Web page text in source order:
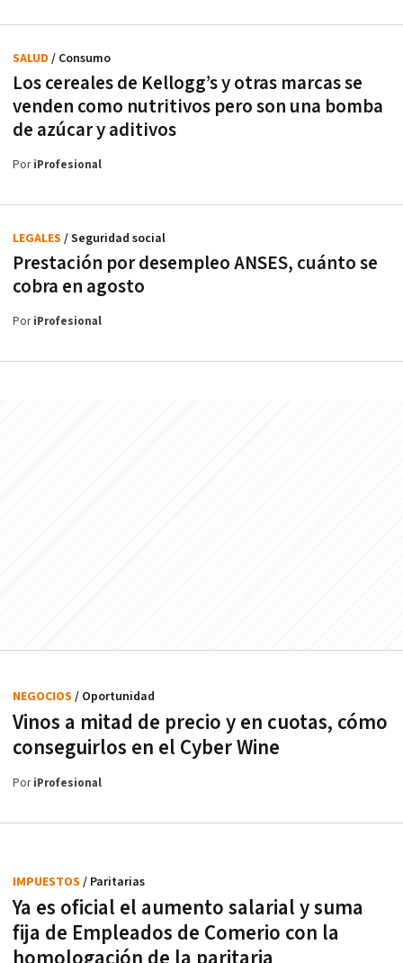
Los cereales de Kellogg’s y otras marcas se
venden como nutritivos pero son una bomba
de azúcar y aditivos
SALUD / Consumo
PoriProfesional
Prestación por desempleo ANSES, cuánto se
cobra en agosto
LEGALES / Seguridad social
PoriProfesional
Vinos a mitad de precio y en cuotas, cómo
conseguirlos en el Cyber Wine
NEGOCIOS / Oportunidad
PoriProfesional
Ya es oficial el aumento salarial y suma
fija de Empleados de Comerio con la
IMPUESTOS / Paritarias